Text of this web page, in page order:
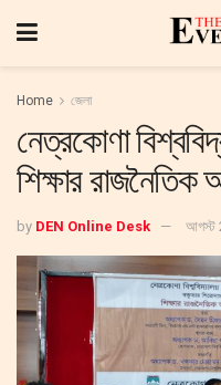
Home জেলা
নেত্রকোণা
শিক্ষার রাজনৈতিক
by DEN Online Desk আগস্ট